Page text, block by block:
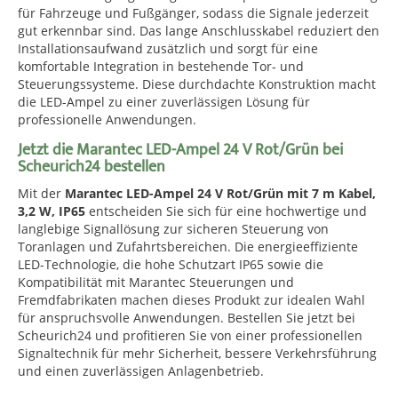
für Fahrzeuge und Fußgänger, sodass die Signale jederzeit
gut erkennbar sind. Das lange Anschlusskabel reduziert den
Installationsaufwand zusätzlich und sorgt für eine
komfortable Integration in bestehende Tor- und
Steuerungssysteme. Diese durchdachte Konstruktion macht
die LED-Ampel zu einer zuverlässigen Lösung für
professionelle Anwendungen.
Jetzt die Marantec LED-Ampel 24 V Rot/Grün bei
Scheurich24 bestellen
Mit der Marantec LED-Ampel 24 V Rot/Grün mit 7 m Kabel,
3,2 W, IP65 entscheiden Sie sich für eine hochwertige und
langlebige Signallösung zur sicheren Steuerung von
Toranlagen und Zufahrtsbereichen. Die energieeffiziente
LED-Technologie, die hohe Schutzart IP65 sowie die
Kompatibilität mit Marantec Steuerungen und
Fremdfabrikaten machen dieses Produkt zur idealen Wahl
für anspruchsvolle Anwendungen. Bestellen Sie jetzt bei
Scheurich24 und profitieren Sie von einer professionellen
Signaltechnik für mehr Sicherheit, bessere Verkehrsführung
und einen zuverlässigen Anlagenbetrieb.